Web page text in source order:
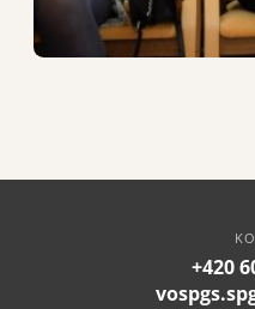
+420